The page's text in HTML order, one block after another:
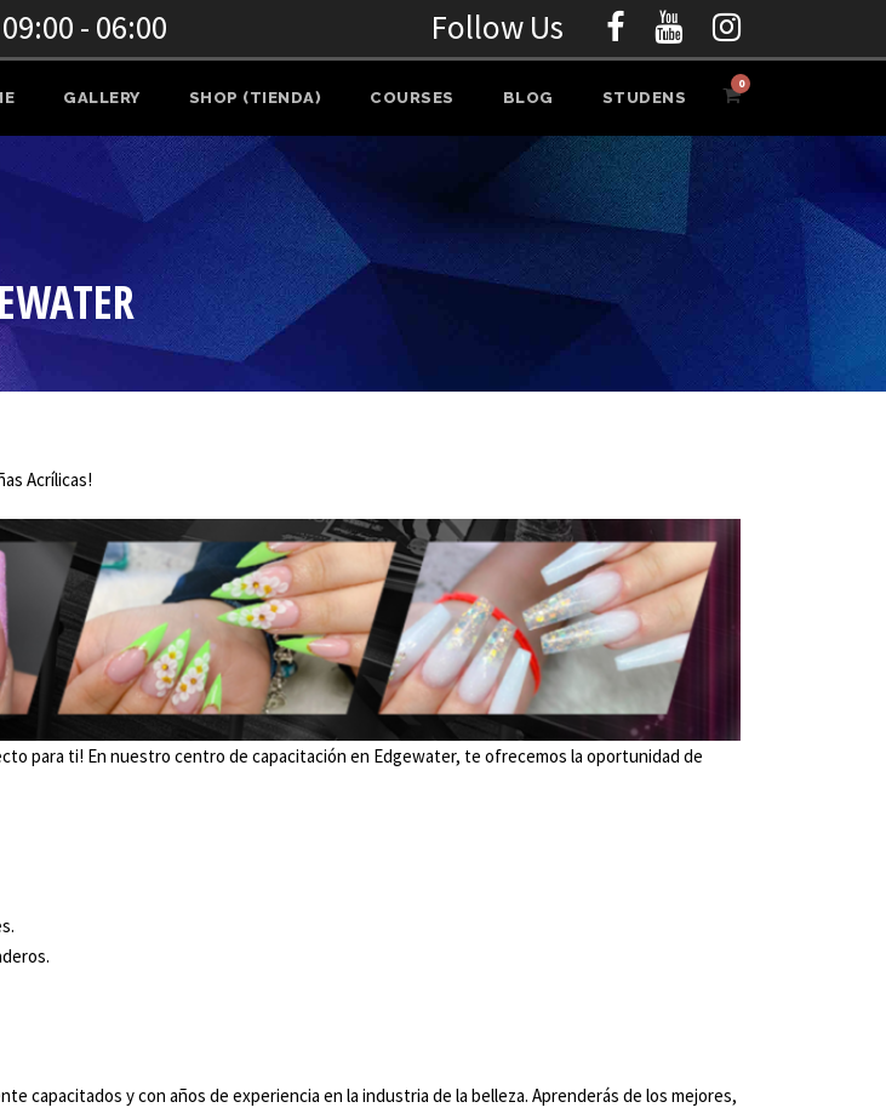
- 06:00 Follow Us
GALLERY SHOP (TIENDA) COURSES BLOG STUDENS
0
Acrílicas!
para ti! En nuestro centro de capacitación en Edgewater, te ofrecemos la oportunidad de
capacitados y con años de experiencia en la industria de la belleza. Aprenderás de los mejores,